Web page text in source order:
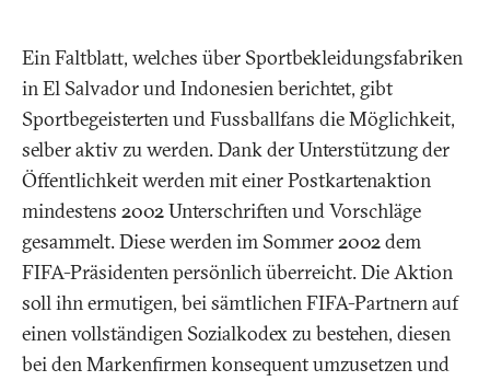
Ein Faltblatt, welches über Sportbekleidungsfabriken
in El Salvador und Indonesien berichtet, gibt
Sportbegeisterten und Fussballfans die Möglichkeit,
selber aktiv zu werden. Dank der Unterstützung der
Öffentlichkeit werden mit einer Postkartenaktion
mindestens 2002 Unterschriften und Vorschläge
gesammelt. Diese werden im Sommer 2002 dem
FIFA-Präsidenten persönlich überreicht. Die Aktion
soll ihn ermutigen, bei sämtlichen FIFA-Partnern auf
einen vollständigen Sozialkodex zu bestehen, diesen
bei den Markenfirmen konsequent umzusetzen und